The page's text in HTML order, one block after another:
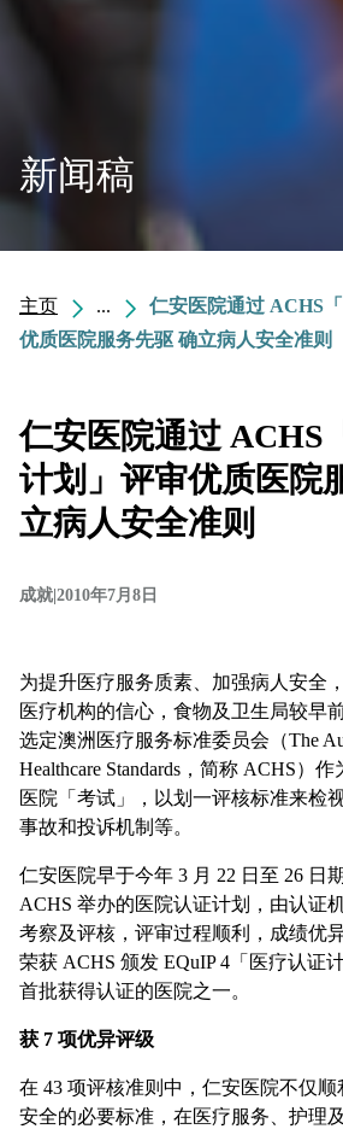
新闻稿
主页 ...
仁安医院通过 ACHS
优质医院服务先驱 确立病人安全准则
仁安医院通过 ACHS
计划」评审优质医院
立病人安全准则
成就 2010年7月8日
为提升医疗服务质素、加强病人安全
医疗机构的信心，食物及卫生局较早
选定澳洲医疗服务标准委员会（The
Healthcare Standards，简称 ACHS）
医院「考试」，以划一评核标准来检
事故和投诉机制等。
仁安医院早于今年 3 月 22 日至 26 日
ACHS 举办的医院认证计划，由认证
考察及评核，评审过程顺利，成绩优
荣获 ACHS 颁发 EQuIP 4「医疗认证
首批获得认证的医院之一。
获 7 项优异评级
在 43 项评核准则中，仁安医院不仅顺
安全的必要标准，在医疗服务、护理